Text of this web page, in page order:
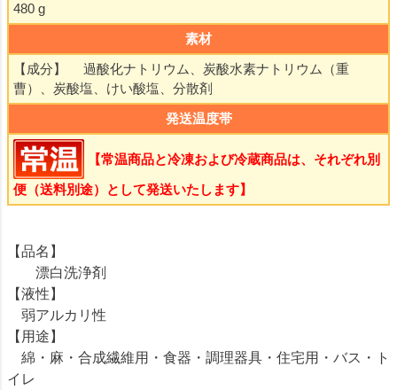
480 g
素材
【成分】 過酸化ナトリウム、炭酸水素ナトリウム（重
曹）、炭酸塩、けい酸塩、分散剤
発送温度帯
【常温商品と冷凍および冷蔵商品は、それぞれ別
便（送料別途）として発送いたします】
【品名】
漂白洗浄剤
【液性】
弱アルカリ性
【用途】
綿・麻・合成繊維用・食器・調理器具・住宅用・バス・ト
イレ